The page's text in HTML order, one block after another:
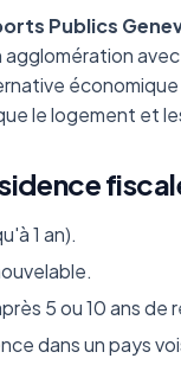
Publics
le logement et
1 an).
5 ou 10 ans de
dans un pays